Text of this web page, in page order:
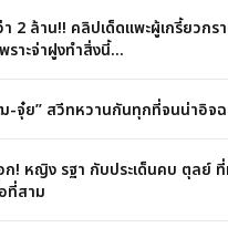
2 ล้าน!! คลิปเด็ดแพะผู้เกรี้ยวกร
ราะจ่าฝูงทำสิ่งนี้…
-จุ๋ย” สวีทหวานกันทุกที่จนน่าอิจฉ
ก! หญิง รฐา กับประเด็นคบ ตุลย์
ที่สาม